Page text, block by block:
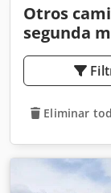
Otros
segunda
Eliminar